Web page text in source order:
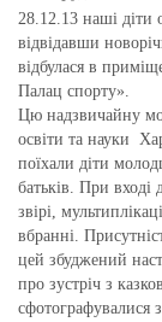
28.12.13 наші діти
відвідавши
відбулася в
Палац спорту».
Цю надзвичайну
освіти та науки
поїхали діти
батьків. При вході
звірі,
вбранні.
цей збуджений
про зустріч з
сфотографувалися